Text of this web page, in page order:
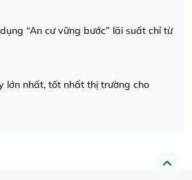
“An cư vững bước” lãi suất chỉ từ
lớn nhất, tốt nhất thị trường cho